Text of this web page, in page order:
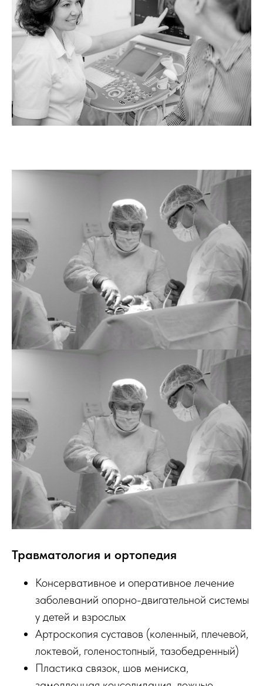
Травматология и ортопедия
Консервативное и оперативное лечение
заболеваний опорно-двигательной системы
у детей и взрослых
Артроскопия суставов (коленный, плечевой,
локтевой, голеностопный, тазобедренный)
Пластика связок, шов мениска,